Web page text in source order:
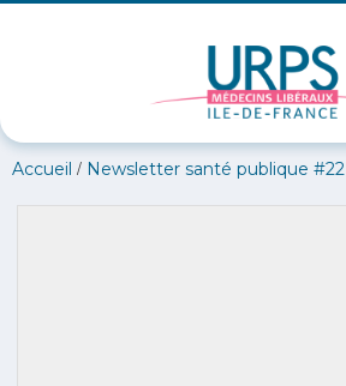
Accueil / Newsletter santé publique #22